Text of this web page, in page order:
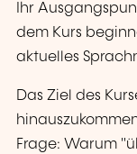
Ihr
dem Kurs
aktuelles
Das Ziel des
Frage: Warum